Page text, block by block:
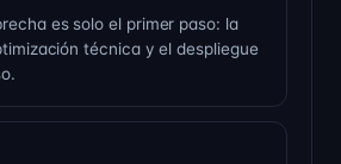
es solo el primer paso: la
técnica y el despliegue